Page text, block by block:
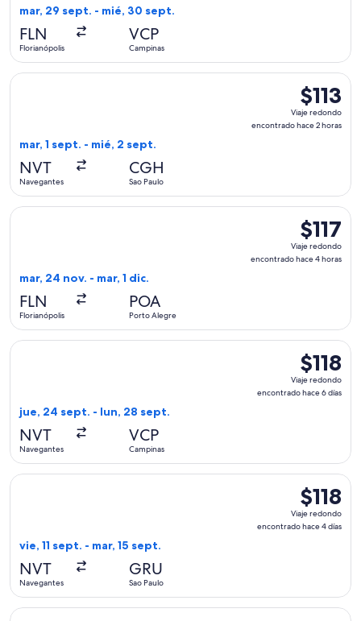
mar, 29 sept. - mié, 30 sept.
FLN
Florianópolis
VCP
Campinas
$113
Viaje
redondo,
$113
Viaje redondo
encontrado hace 2 horas
mar, 1 sept. - mié, 2 sept.
NVT
Navegantes
CGH
Sao Paulo
Seleccionar vuelo de LATAM Airlines Group, con salida el
$117
Viaje
redondo,
$117
Viaje redondo
encontrado hace 4 horas
mar, 24 nov. - mar, 1 dic.
FLN
Florianópolis
POA
Porto Alegre
Seleccionar vuelo de LATAM Airlines Group, con salida el
$118
Viaje
redondo,
$118
Viaje redondo
encontrado hace 6 días
jue, 24 sept. - lun, 28 sept.
NVT
Navegantes
VCP
Campinas
Seleccionar vuelo de Azul, con salida el jue, 24 sept. desde
$118
Viaje
redondo,
$118
Viaje redondo
encontrado hace 4 días
vie, 11 sept. - mar, 15 sept.
NVT
Navegantes
GRU
Sao Paulo
Seleccionar vuelo de GOL Linhas Aereas S.A., con salida el
Seleccionar vuelo de LATAM Airlines Group, con salida el